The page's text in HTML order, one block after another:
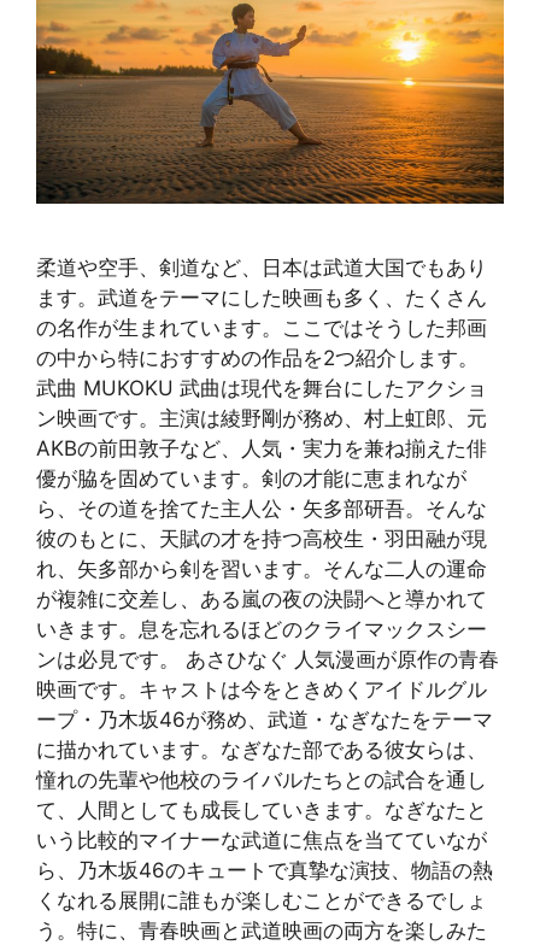
柔道や空手、剣道など、日本は武道大国でもあり
ます。武道をテーマにした映画も多く、たくさん
の名作が生まれています。ここではそうした邦画
の中から特におすすめの作品を2つ紹介します。
武曲 MUKOKU 武曲は現代を舞台にしたアクショ
ン映画です。主演は綾野剛が務め、村上虹郎、元
AKBの前田敦子など、人気・実力を兼ね揃えた俳
優が脇を固めています。剣の才能に恵まれなが
ら、その道を捨てた主人公・矢多部研吾。そんな
彼のもとに、天賦の才を持つ高校生・羽田融が現
れ、矢多部から剣を習います。そんな二人の運命
が複雑に交差し、ある嵐の夜の決闘へと導かれて
いきます。息を忘れるほどのクライマックスシー
ンは必見です。 あさひなぐ 人気漫画が原作の青春
映画です。キャストは今をときめくアイドルグル
ープ・乃木坂46が務め、武道・なぎなたをテーマ
に描かれています。なぎなた部である彼女らは、
憧れの先輩や他校のライバルたちとの試合を通し
て、人間としても成長していきます。なぎなたと
いう比較的マイナーな武道に焦点を当てていなが
ら、乃木坂46のキュートで真摯な演技、物語の熱
くなれる展開に誰もが楽しむことができるでしょ
う。特に、青春映画と武道映画の両方を楽しみた